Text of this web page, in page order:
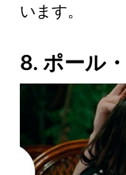
います。
8. ポール